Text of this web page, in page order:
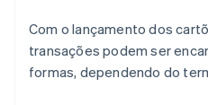
Com o lançamento dos
transações podem ser
formas, dependendo do